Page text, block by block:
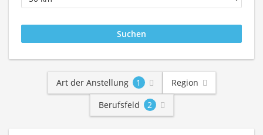
Art der Anstellung 1
Region
Berufsfeld
2